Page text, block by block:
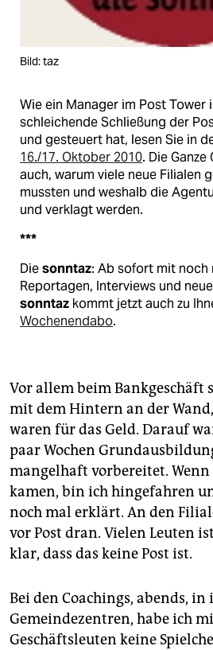
Bild: taz
Wie ein Manager im Post Tower
schleichende Schließung der
und gesteuert hat, lesen Sie in
16./17. Oktober 2010. Die
auch, warum viele neue Filialen
mussten und weshalb die
und verklagt werden.
***
Diesonntaz: Ab sofort mit noch
Reportagen, Interviews und
sonntaz kommt jetzt auch zu
Wochenendabo.
Vor allem beim Bankgeschäft
mit dem Hintern an der
waren für das Geld. Darauf
paar Wochen
mangelhaft vorbereitet. Wenn
kamen, bin ich hingefahren
noch mal erklärt. An den
vor Post dran. Vielen Leuten
klar, dass das keine Post ist.
Bei den Coachings, abends, in
Gemeindezentren, habe ich
Geschäftsleuten keine